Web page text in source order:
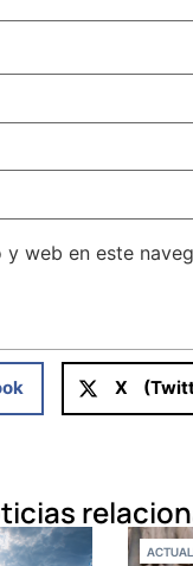
web en este
X